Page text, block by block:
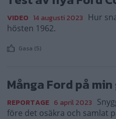
VIDEO 14 augusti 2023 Hur
hösten 1962.
Gasa (5)
Många Ford på
REPORTAGE 6 april 2023
före det osäkra och samlat